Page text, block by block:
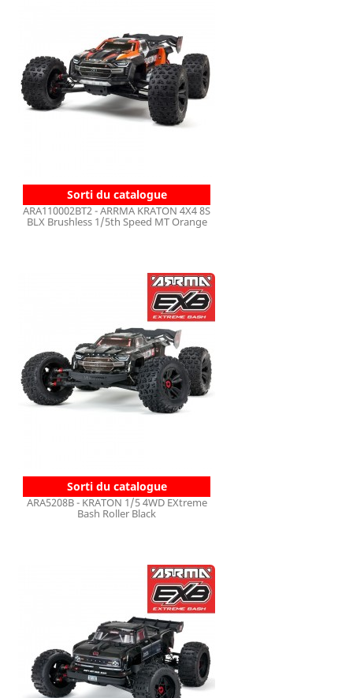
Sorti du catalogue
ARA110002BT2 - ARRMA KRATON 4X4 8S
BLX Brushless 1/5th Speed MT Orange
Sorti du catalogue
ARA5208B - KRATON 1/5 4WD EXtreme
Bash Roller Black